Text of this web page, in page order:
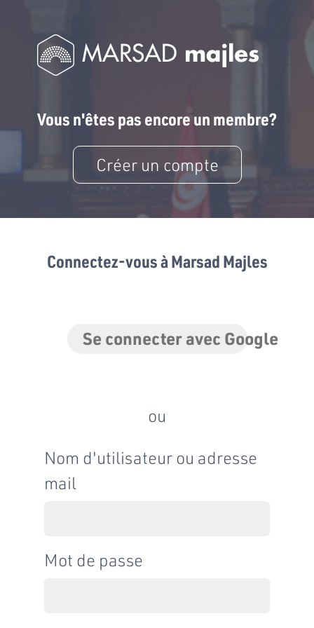
Vous n'êtes pas encore un membre?
Créer un compte
Connectez-vous à Marsad Majles
Se connecter avec Google
ou
Nom d'utilisateur ou adresse
mail
Mot de passe